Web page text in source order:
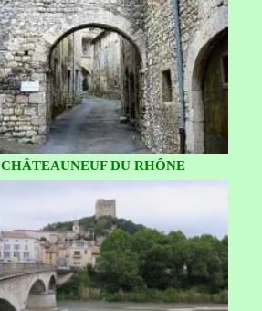
CHÂTEAUNEUF DU RHÔNE